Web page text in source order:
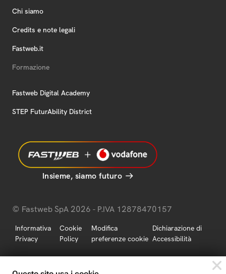
Chi siamo
Credits e note legali
Fastweb.it
Formazione
Fastweb Digital Academy
STEP FuturAbility District
Insieme, siamo futuro
© Fastweb SpA 2026 - P.IVA 12878470157
Informativa
Privacy
Cookie
Policy
Modifica
preferenze cookie
Dichiarazione di
Accessibilità